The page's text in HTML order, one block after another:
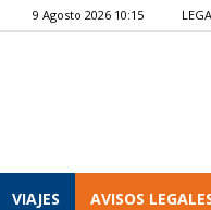
9 Agosto 2026 10:15
VIAJES AVISOS